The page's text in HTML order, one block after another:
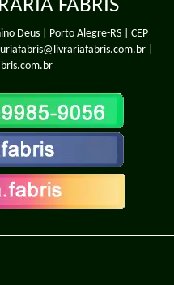
FABRIS
Deus | Porto Alegre-RS | CEP
|